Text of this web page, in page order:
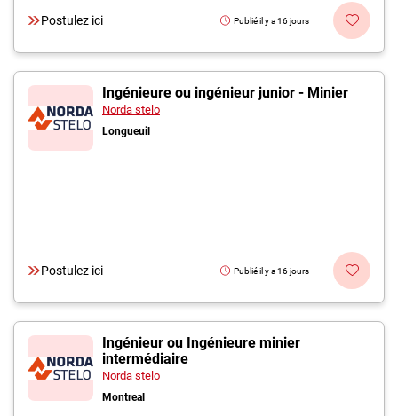
Postulez ici Publié il y a 16 jours
Ingénieure ou ingénieur junior - Minier
Norda stelo
Longueuil
Postulez ici Publié il y a 16 jours
Ingénieur ou Ingénieure minier
intermédiaire
Norda stelo
Montreal